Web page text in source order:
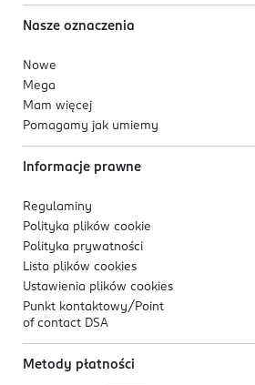
Nasze oznaczenia
Nowe
Mega
Mam więcej
Pomagamy jak umiemy
Informacje prawne
Regulaminy
Polityka plików cookie
Polityka prywatności
Lista plików cookies
Ustawienia plików cookies
Punkt kontaktowy/ Point
of contact DSA
Metody płatności